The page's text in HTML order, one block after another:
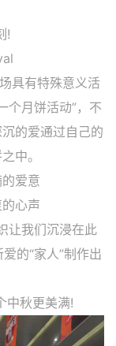
!
具有特殊意义活
个月饼活动”，不
的爱通过自己的
中。
爱意
心声
我们沉浸在此
的“家人”制作出
秋更美满!